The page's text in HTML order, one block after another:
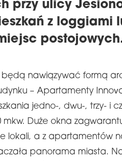
przy ulicy
z loggiami
będą nawiązywać formą
– Apartamenty
jedno-, dwu-, trzy- i
mkw. Duże okna
lokali, a z apartamentów
panorama miasta.